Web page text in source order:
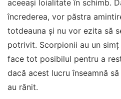
aceeași loialitate în schimb.
încrederea, vor păstra
totdeauna și nu vor ezita să
potrivit. Scorpionii au un
face tot posibilul pentru a
dacă acest lucru înseamnă
au rănit.